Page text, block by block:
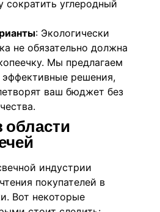
сократить углеродный
: Экологически
не обязательно должна
Мы предлагаем
решения,
ваш бюджет без
области
индустрии
покупателей в
Вот некоторые